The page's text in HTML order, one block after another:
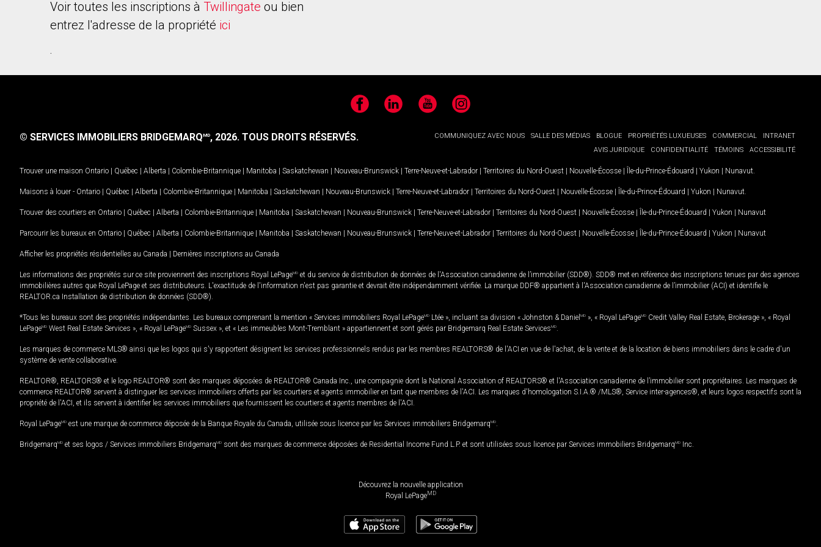
Voir toutes les inscriptions à Twillingate ou bien
entrez l'adresse de la propriété ici
.
FacebookLinkedIn YouTubeInstagram
COMMUNIQUEZ AVEC NOUS SALLE DES MÉDIAS BLOGUE PROPRIÉTÉS LUXUEUSES COMMERCIAL
INTRANET
AVIS JURIDIQUE
CONFIDENTIALITÉ TÉMOINS ACCESSIBILITÉ
© SERVICES IMMOBILIERS BRIDGEMARQMD, 2026. TOUS DROITS RÉSERVÉS.
Trouver une maison Ontario | Québec | Alberta | Colombie-Britannique | Manitoba | Saskatchewan | Nouveau-Brunswick | Terre-Neuve-et-Labrador | Territoires du Nord-Ouest | Nouvelle-Écosse | Île-du-Prince-Édouard | Yukon | Nunavut
Maisons à louer - Ontario | Québec | Alberta | Colombie-Britannique | Manitoba | Saskatchewan | Nouveau-Brunswick | Terre-Neuve-et-Labrador | Territoires du Nord-Ouest | Nouvelle-Écosse | Île-du-Prince-Édouard | Yukon | Nunavut
Trouver des courtiers en Ontario | Québec | Alberta | Colombie-Britannique | Manitoba | Saskatchewan | Nouveau-Brunswick | Terre-Neuve-et-Labrador | Territoires du Nord-Ouest | Nouvelle-Écosse | Île-du-Prince-Édouard | Yukon | Nunavut
Parcourir les bureaux en Ontario | Québec | Alberta | Colombie-Britannique | Manitoba | Saskatchewan | Nouveau-Brunswick | Terre-Neuve-et-Labrador | Territoires du Nord-Ouest | Nouvelle-Écosse | Île-du-Prince-Édouard | Yukon | Nunavut
Afficher les propriétés résidentielles au Canada | Dernières inscriptions au Canada
Les informations des propriétés sur ce site proviennent des inscriptions Royal LePageMD et du service de distribution de données de l'Association canadienne de l’immobilier (SDD®). SDD® met en référence des inscriptions tenues par des agences
immobilières autres que Royal LePage et ses distributeurs. L'exactitude de l'information n'est pas garantie et devrait être indépendamment vérifiée. La marque DDF® appartient à l'Association canadienne de l’immobilier (ACI) et identifie le
REALTOR.ca Installation de distribution de données (SDD®).
*Tous les bureaux sont des propriétés indépendantes. Les bureaux comprenant la mention « Services immobiliers Royal LePageMD Ltée », incluant sa division « Johnston & Daniel MD », « Royal LePageMD Credit Valley Real Estate, Brokerage », « Royal
LePageMD West Real Estate Services », « Royal LePageMD Sussex », et « Les immeubles Mont-Tremblant » appartiennent et sont gérés par Bridgemarq Real Estate ServicesMD
Les marques de commerce MLS® ainsi que les logos qui s'y rapportent désignent les services professionnels rendus par les membres REALTORS® de l'ACI en vue de l'achat, de la vente et de la location de biens immobiliers dans le cadre d'un
système de vente collaborative.
REALTOR®, REALTORS® et le logo REALTOR® sont des marques déposées de REALTOR® Canada Inc., une compagnie dont la National Association of REALTORS® et l'Association canadienne de l’immobilier sont propriétaires. Les marques de
commerce REALTOR® servent à distinguer les services immobiliers offerts par les courtiers et agents immobilier en tant que membres de l'ACI. Les marques d'homologation S.I.A.® /MLS®, Service inter-agences®, et leurs logos respectifs sont la
propriété de l'ACI, et ils servent à identifier les services immobiliers que fournissent les courtiers et agents membres de l'ACI.
Royal LePageMD est une marque de commerce déposée de la Banque Royale du Canada, utilisée sous licence par les Services immobiliers BridgemarqMD
BridgemarqMD et ses logos / Services immobiliers BridgemarqMD sont des marques de commerce déposées de Residential Income Fund L.P. et sont utilisées sous licence par Services immobiliers BridgemarqMD Inc.
Découvrez la nouvelle application
Royal LePageMD